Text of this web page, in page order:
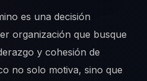
es una decisión
organización que busque
y cohesión de
no solo motiva, sino que